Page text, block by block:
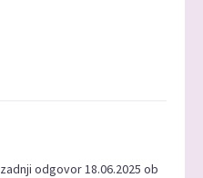
zadnji odgovor 18.06.2025 ob